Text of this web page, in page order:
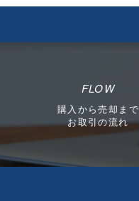
FLOW
購入から売却まで
お取引の流れ